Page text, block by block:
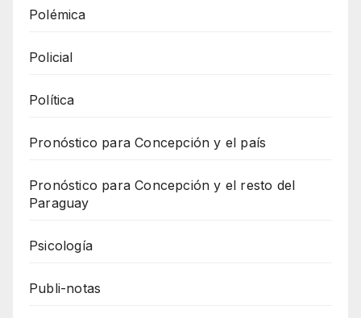
Polémica
Policial
Política
Pronóstico para Concepción y el país
Pronóstico para Concepción y el resto del
Paraguay
Psicología
Publi-notas